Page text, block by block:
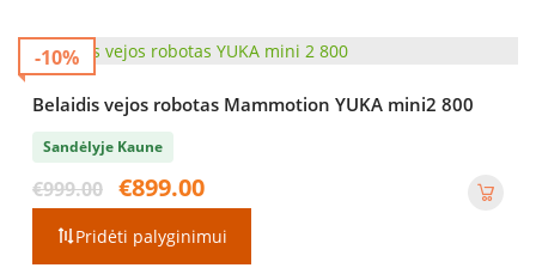
-10%
Belaidis vejos robotas Mammotion YUKA mini2 800
Sandėlyje Kaune
€999.00
Original
price
was:
€999.00.
€899.00
€899.00.
Pridėti palyginimui